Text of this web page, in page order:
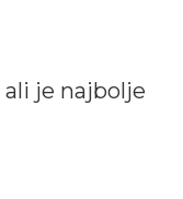
ali je najbolje